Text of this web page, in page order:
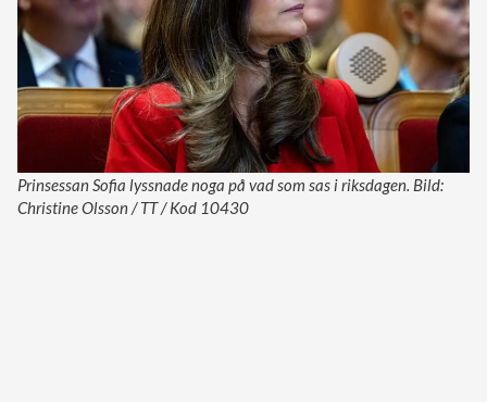
Prinsessan Sofia lyssnade noga på vad som sas i riksdagen. Bild:
Christine Olsson / TT / Kod 10430